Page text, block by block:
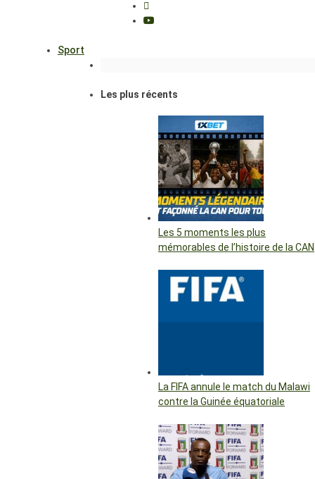
Sport
Les plus récents
Les 5 moments les plus
mémorables de l’histoire de la CAN
La FIFA annule le match du Malawi
contre la Guinée équatoriale